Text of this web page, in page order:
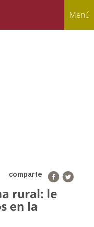
Menú
comparte
rural: le
en la